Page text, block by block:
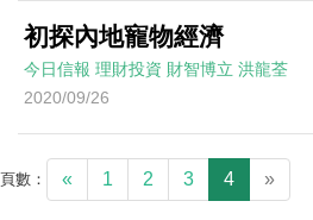
初探內地寵物經濟
今日信報 理財投資 財智博立 洪龍荃
2020/09/26
頁數： « 1 2 3 4 »